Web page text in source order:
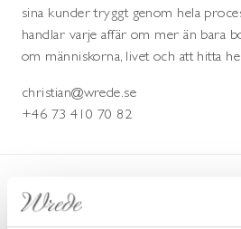
sina kunder tryggt genom hela
handlar varje affär om mer än bara
om människorna, livet och att hitta
christian@wrede.se
+46 73 410 70 82